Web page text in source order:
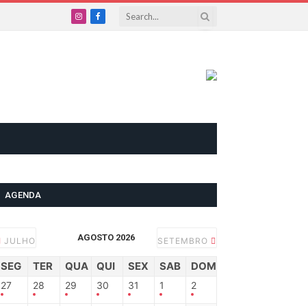
InstagramFacebook
AGENDA
JULHO AGOSTO 2026 SETEMBRO
SEG TER QUA QUI SEX SAB DOM
27 28 29 30 31 1 2